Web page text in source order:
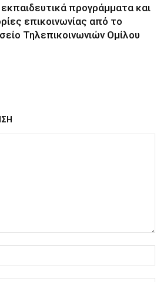
προγράμματα και
επικοινωνίας από το
Τηλεπικοινωνιών Ομίλου